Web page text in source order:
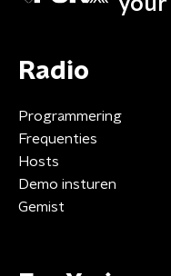
Radio
Programmering
Frequenties
Hosts
Demo insturen
Gemist